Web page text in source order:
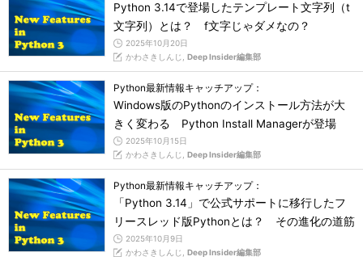
Python 3.14で登場したテンプレート文字列（t
文字列）とは？ f文字じゃダメなの？
2025年10月20日
かわさきしんじ, Deep Insider編集部
Python最新情報キャッチアップ：
Windows版のPythonのインストール方法が大
きく変わる Python Install Managerが登場
2025年10月15日
かわさきしんじ, Deep Insider編集部
Python最新情報キャッチアップ：
「Python 3.14」で公式サポートに移行したフ
リースレッド版Pythonとは？ その進化の道筋
2025年10月9日
かわさきしんじ, Deep Insider編集部